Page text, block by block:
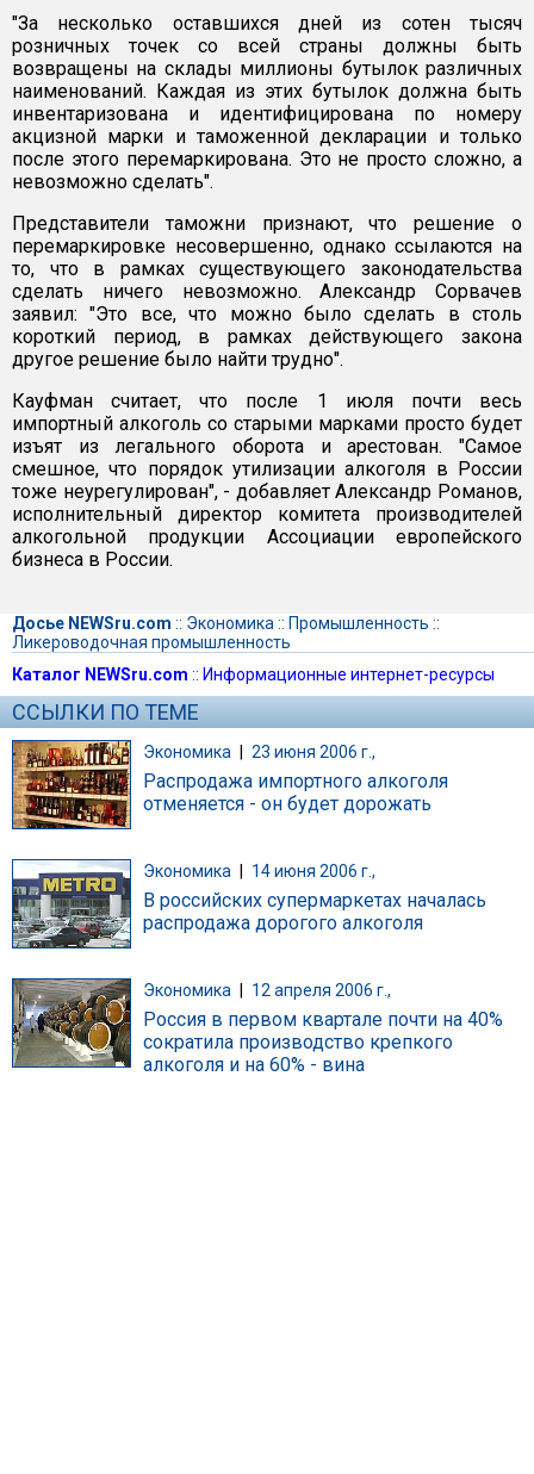
"За несколько оставшихся дней из сотен тысяч
розничных точек со всей страны должны быть
возвращены на склады миллионы бутылок различных
наименований. Каждая из этих бутылок должна быть
инвентаризована и идентифицирована по номеру
акцизной марки и таможенной декларации и только
после этого перемаркирована. Это не просто сложно, а
невозможно сделать".
Представители таможни признают, что решение о
перемаркировке несовершенно, однако ссылаются на
то, что в рамках существующего законодательства
сделать ничего невозможно. Александр Сорвачев
заявил: "Это все, что можно было сделать в столь
короткий период, в рамках действующего закона
другое решение было найти трудно".
Кауфман считает, что после 1 июля почти весь
импортный алкоголь со старыми марками просто будет
изъят из легального оборота и арестован. "Самое
смешное, что порядок утилизации алкоголя в России
тоже неурегулирован", - добавляет Александр Романов,
исполнительный директор комитета производителей
алкогольной продукции Ассоциации европейского
бизнеса в России.
Досье NEWSru.com :: Экономика :: Промышленность ::
Ликероводочная промышленность
Каталог NEWSru.com :: Информационные интернет-ресурсы
ССЫЛКИ ПО ТЕМЕ
Экономика | 23 июня 2006 г.,
Распродажа импортного алкоголя
отменяется - он будет дорожать
Экономика 14 июня 2006 г.,
В российских супермаркетах началась
распродажа дорогого алкоголя
Экономика 12 апреля 2006 г.,
Россия в первом квартале почти на 40%
сократила производство крепкого
алкоголя и на 60% - вина